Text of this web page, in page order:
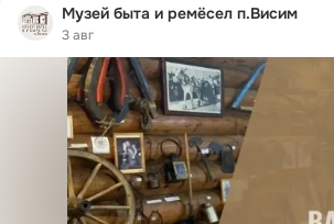
Музей быта и ремёсел п.Висим
3 авг